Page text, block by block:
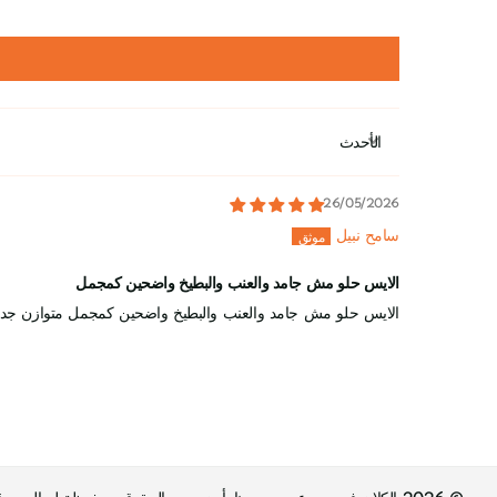
Sort by
26/05/2026
سامح نبيل
الايس حلو مش جامد والعنب والبطيخ واضحين كمجمل
الايس حلو مش جامد والعنب والبطيخ واضحين كمجمل متوازن